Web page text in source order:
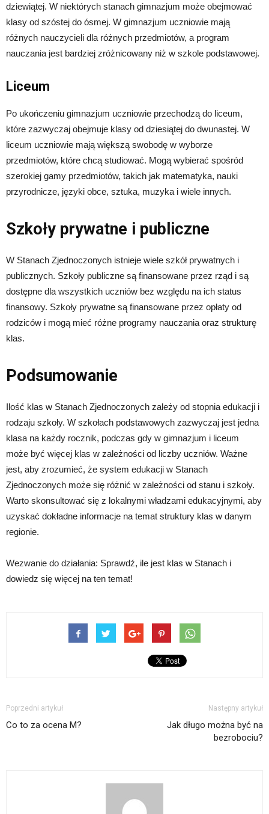
dziewiątej. W niektórych stanach gimnazjum może obejmować
klasy od szóstej do ósmej. W gimnazjum uczniowie mają
różnych nauczycieli dla różnych przedmiotów, a program
nauczania jest bardziej zróżnicowany niż w szkole podstawowej.
Liceum
Po ukończeniu gimnazjum uczniowie przechodzą do liceum,
które zazwyczaj obejmuje klasy od dziesiątej do dwunastej. W
liceum uczniowie mają większą swobodę w wyborze
przedmiotów, które chcą studiować. Mogą wybierać spośród
szerokiej gamy przedmiotów, takich jak matematyka, nauki
przyrodnicze, języki obce, sztuka, muzyka i wiele innych.
Szkoły prywatne i publiczne
W Stanach Zjednoczonych istnieje wiele szkół prywatnych i
publicznych. Szkoły publiczne są finansowane przez rząd i są
dostępne dla wszystkich uczniów bez względu na ich status
finansowy. Szkoły prywatne są finansowane przez opłaty od
rodziców i mogą mieć różne programy nauczania oraz strukturę
klas.
Podsumowanie
Ilość klas w Stanach Zjednoczonych zależy od stopnia edukacji i
rodzaju szkoły. W szkołach podstawowych zazwyczaj jest jedna
klasa na każdy rocznik, podczas gdy w gimnazjum i liceum
może być więcej klas w zależności od liczby uczniów. Ważne
jest, aby zrozumieć, że system edukacji w Stanach
Zjednoczonych może się różnić w zależności od stanu i szkoły.
Warto skonsultować się z lokalnymi władzami edukacyjnymi, aby
uzyskać dokładne informacje na temat struktury klas w danym
regionie.
Wezwanie do działania: Sprawdź, ile jest klas w Stanach i
dowiedz się więcej na ten temat!
Poprzedni artykuł
Co to za ocena M?
Następny artykuł
Jak długo można być na
bezrobociu?